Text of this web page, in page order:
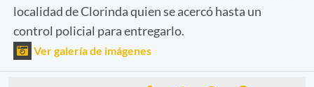
localidad de Clorinda quien se acercó hasta un
control policial para entregarlo.
Ver galería de imágenes